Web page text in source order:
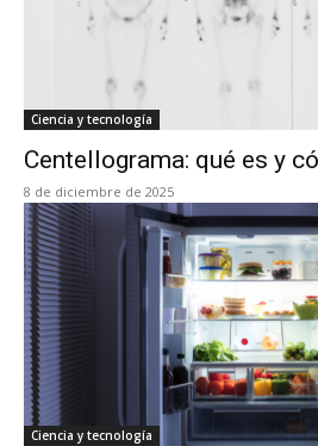
Ciencia y tecnología
Centellograma: qué es y
8 de diciembre de 2025
Ciencia y tecnología